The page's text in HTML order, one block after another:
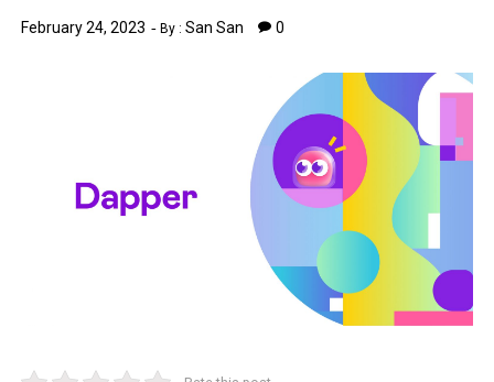
February 24, 2023 By :San San 0